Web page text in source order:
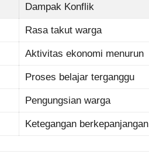
Dampak Konflik
Rasa takut warga
Aktivitas ekonomi menurun
Proses belajar terganggu
Pengungsian warga
Ketegangan berkepanjangan